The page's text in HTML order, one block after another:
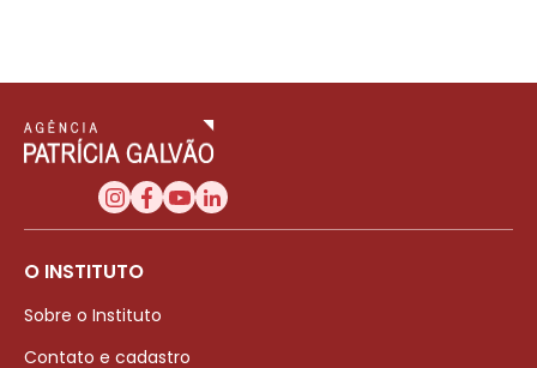
O INSTITUTO
Sobre o Instituto
Contato e cadastro